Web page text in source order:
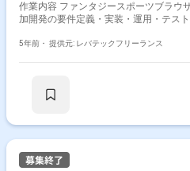
作業内容 ファンタジースポーツブラウ
加開発の要件定義・実装・運用・テスト
5年前・ 提供元: レバテックフリーランス